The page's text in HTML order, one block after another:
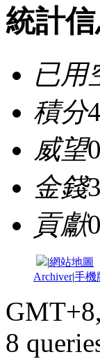
統計
已用
積分4
威望0
金錢3
貢獻0
|網站地圖
Archiver|手機
8